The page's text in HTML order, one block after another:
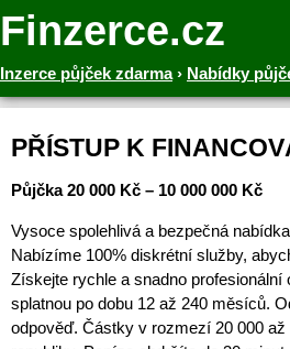
Finzerce.cz
Inzerce půjček zdarma› Nabídky
PŘÍSTUP K
Půjčka 20 000 Kč – 10 000 000 Kč
Vysoce spolehlivá a bezpečná
Nabízíme 100% diskrétní služby,
Získejte rychle a snadno
splatnou po dobu 12 až 240 měsíců.
odpověď. Částky v rozmezí 20 000